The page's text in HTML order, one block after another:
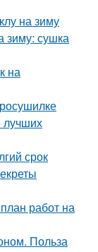
на зиму
зиму: сушка
на
лучших
срок
работ на
Польза